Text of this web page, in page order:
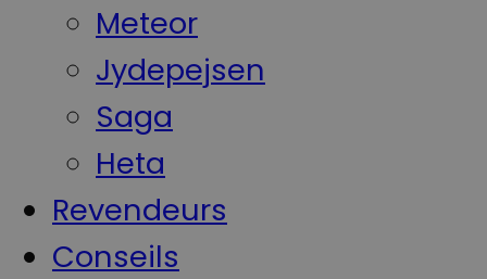
Meteor
Jydepejsen
Saga
Heta
Revendeurs
Conseils